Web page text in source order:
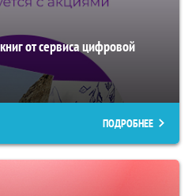
от сервиса цифровой
ПОДРОБНЕЕ